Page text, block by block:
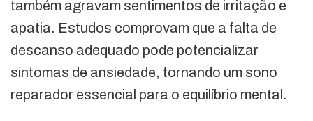
também agravam sentimentos de irritação e
apatia. Estudos comprovam que a falta de
descanso adequado pode potencializar
sintomas de ansiedade, tornando um sono
reparador essencial para o equilíbrio mental.